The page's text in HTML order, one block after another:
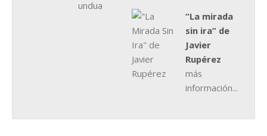
“La mirada
sin ira” de
Javier
Rupérez
más
información...